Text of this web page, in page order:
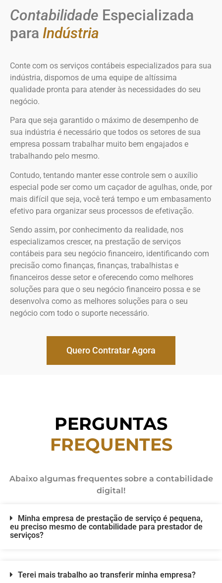
Contabilidade Especializada
para Indústria
Conte com os serviços contábeis especializados para sua
indústria, dispomos de uma equipe de altíssima
qualidade pronta para atender às necessidades do seu
negócio.
Para que seja garantido o máximo de desempenho de
sua indústria é necessário que todos os setores de sua
empresa possam trabalhar muito bem engajados e
trabalhando pelo mesmo.
Contudo, tentando manter esse controle sem o auxílio
especial pode ser como um caçador de agulhas, onde, por
mais difícil que seja, você terá tempo e um embasamento
efetivo para organizar seus processos de efetivação.
Sendo assim, por conhecimento da realidade, nos
especializamos crescer, na prestação de serviços
contábeis para seu negócio financeiro, identificando com
precisão como finanças, finanças, trabalhistas e
financeiros desse setor e oferecendo como melhores
soluções para que o seu negócio financeiro possa e se
desenvolva como as melhores soluções para o seu
negócio com todo o suporte necessário.
Quero Contratar Agora
PERGUNTAS
FREQUENTES
Abaixo algumas frequentes sobre a contabilidade
digital!
Minha empresa de prestação de serviço é pequena,
eu preciso mesmo de contabilidade para prestador de
serviços?
Terei mais trabalho ao transferir minha empresa?